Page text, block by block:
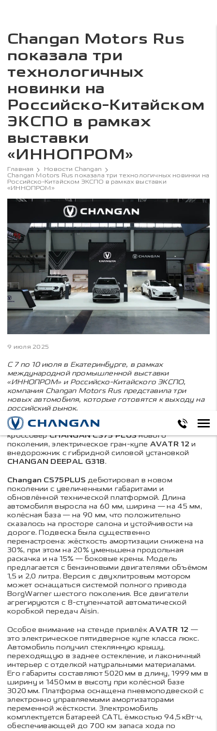
Changan Motors Rus
показала три
технологичных
новинки на
Российско-Китайском
ЭКСПО в рамках
выставки
«ИННОПРОМ»
Главная
Новости Changan
Changan Motors Rus показала три технологичных новинки на
Российско-Китайском ЭКСПО в рамках выставки
«ИННОПРОМ»
9 июля 2025
С 7 по 10 июля в Екатеринбурге, в рамках
международной промышленной выставки
«ИННОПРОМ» и Российско-Китайского ЭКСПО,
компания Changan Motors Rus представила три
новых автомобиля, которые готовятся к выходу на
российский рынок.
Посетителям стенда были продемонстрированы
кроссоверCHANGAN CS75 PLUSнового
поколения, электрическое гран-купе AVATR 12и
внедорожник с гибридной силовой установкой
CHANGAN DEEPAL G318.
Changan CS75PLUS дебютировал в новом
поколении с увеличенными габаритами и
обновлённой технической платформой. Длина
автомобиля выросла на 60 мм, ширина — на 45 мм,
колёсная база — на 90 мм, что положительно
сказалось на просторе салона и устойчивости на
дороге. Подвеска была существенно
перенастроена: жёсткость амортизации снижена на
30%, при этом на 20% уменьшена продольная
раскачка и на 15% — боковые крены. Модель
предлагается с бензиновыми двигателями объёмом
1,5 и 2,0 литра. Версия с двухлитровым мотором
может оснащаться системой полного привода
BorgWarner шестого поколения. Все двигатели
агрегируются с 8-ступенчатой автоматической
коробкой передач Aisin.
Особое внимание на стенде привлёкAVATR 12 —
это электрическое пятидверное купе класса люкс.
Автомобиль получил стеклянную крышу,
переходящую в заднее остекление, и лаконичный
интерьер с отделкой натуральными материалами.
Его габариты составляют 5020 мм в длину, 1999 мм в
ширину и 1450 мм в высоту при колёсной базе
3020 мм. Платформа оснащена пневмоподвеской с
электронно управляемыми амортизаторами
переменной жёсткости. Электромобиль
комплектуется батареей CATL ёмкостью 94,5 кВт·ч,
обеспечивающей до 700 км запаса хода по